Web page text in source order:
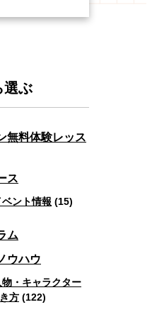
選ぶ
無料体験レッス
ス
ベント情報 (15)
ム
ウハウ
物・キャラクター
方 (122)